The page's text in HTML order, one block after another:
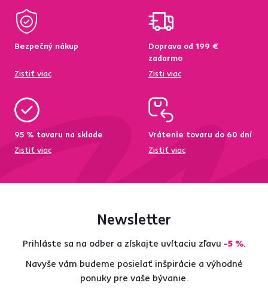
Bezpečný nákup
Zistiť viac
Doprava od 199 €
zadarmo
Zisti viac
95 % tovaru na sklade
Zistiť viac
Vrátenie tovaru do 60 dní
Zistiť viac
Newsletter
Prihláste sa na odber a získajte uvítaciu zľavu -5 %.
Navyše vám budeme posielať inšpirácie a výhodné
ponuky pre vaše bývanie.